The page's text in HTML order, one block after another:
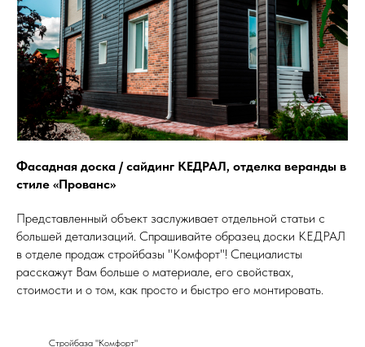
Фасадная доска / сайдинг КЕДРАЛ, отделка веранды в
стиле «Прованс»
Представленный объект заслуживает отдельной статьи с
большей детализаций. Спрашивайте образец доски КЕДРАЛ
в отделе продаж стройбазы "Комфорт"! Специалисты
расскажут Вам больше о материале, его свойствах,
стоимости и о том, как просто и быстро его монтировать.
Стройбаза "Комфорт"